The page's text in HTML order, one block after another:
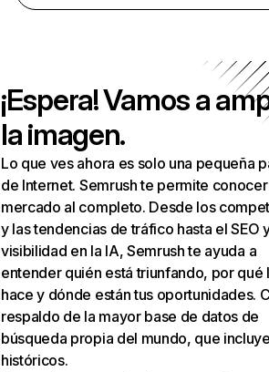
¡Espera! Vamos a
la imagen.
Lo que ves ahora es solo una pequeña
de Internet. Semrush te permite
mercado al completo. Desde los
y las tendencias de tráfico hasta el SEO
visibilidad en la IA, Semrush te ayuda a
entender quién está triunfando, por qué
hace y dónde están tus oportunidades.
respaldo de la mayor base de datos de
búsqueda propia del mundo, que
históricos.